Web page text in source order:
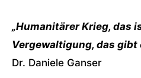
„Humanitärer Krieg, das
Vergewaltigung, das gibt
Dr. Daniele Ganser